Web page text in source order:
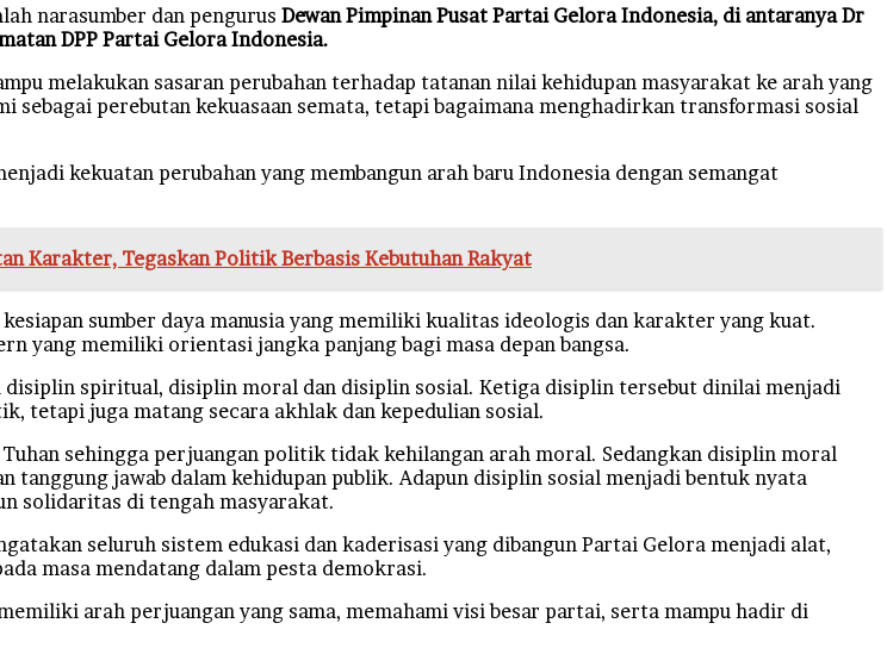
narasumber dan pengurus Dewan Pimpinan Pusat Partai Gelora Indonesia, di antaranya Dr
DPP Partai Gelora Indonesia.
melakukan sasaran perubahan terhadap tatanan nilai kehidupan masyarakat ke arah yang
perebutan kekuasaan semata, tetapi bagaimana menghadirkan transformasi sosial
kekuatan perubahan yang membangun arah baru Indonesia dengan semangat
Karakter, Tegaskan Politik Berbasis Kebutuhan Rakyat
sumber daya manusia yang memiliki kualitas ideologis dan karakter yang kuat.
yang memiliki orientasi jangka panjang bagi masa depan bangsa.
spiritual, disiplin moral dan disiplin sosial. Ketiga disiplin tersebut dinilai menjadi
tetapi juga matang secara akhlak dan kepedulian sosial.
sehingga perjuangan politik tidak kehilangan arah moral. Sedangkan disiplin moral
jawab dalam kehidupan publik. Adapun disiplin sosial menjadi bentuk nyata
solidaritas di tengah masyarakat.
seluruh sistem edukasi dan kaderisasi yang dibangun Partai Gelora menjadi alat,
masa mendatang dalam pesta demokrasi.
arah perjuangan yang sama, memahami visi besar partai, serta mampu hadir di